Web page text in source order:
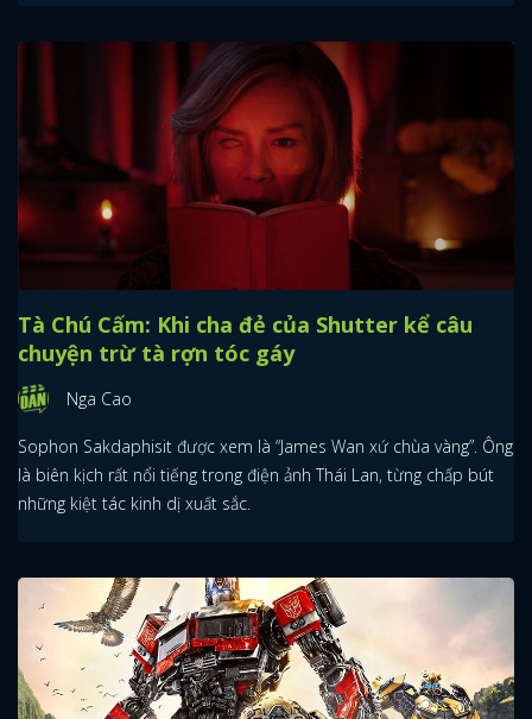
Tà Chú Cấm: Khi cha đẻ của Shutter kể câu
chuyện trừ tà rợn tóc gáy
Nga Cao
Sophon Sakdaphisit được xem là “James Wan xứ chùa vàng”. Ông
là biên kịch rất nổi tiếng trong điện ảnh Thái Lan, từng chấp bút
những kiệt tác kinh dị xuất sắc.